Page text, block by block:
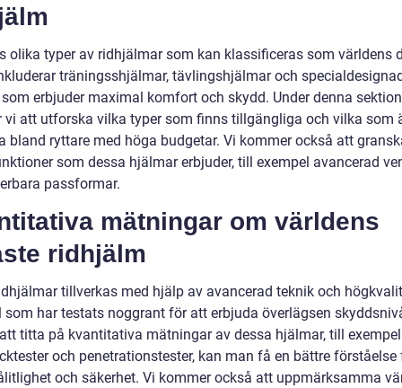
olika typer av ridhjälmar som kan klassificeras som världens
träningsshjälmar, tävlingshjälmar och
erbjuder maximal komfort och skydd. Under denna sektion
vi att utforska vilka typer som finns tillgängliga och vilka som
bland ryttare med höga budgetar. Vi kommer också att
som dessa hjälmar erbjuder, till exempel avancerad
passformar.
mätningar om världens
ridhjälm
tillverkas med hjälp av avancerad teknik och
som har testats noggrant för att erbjuda överlägsen
titta på kvantitativa mätningar av dessa hjälmar, till
och penetrationstester, kan man få en bättre förståelse
och säkerhet. Vi kommer också att uppmärksamma